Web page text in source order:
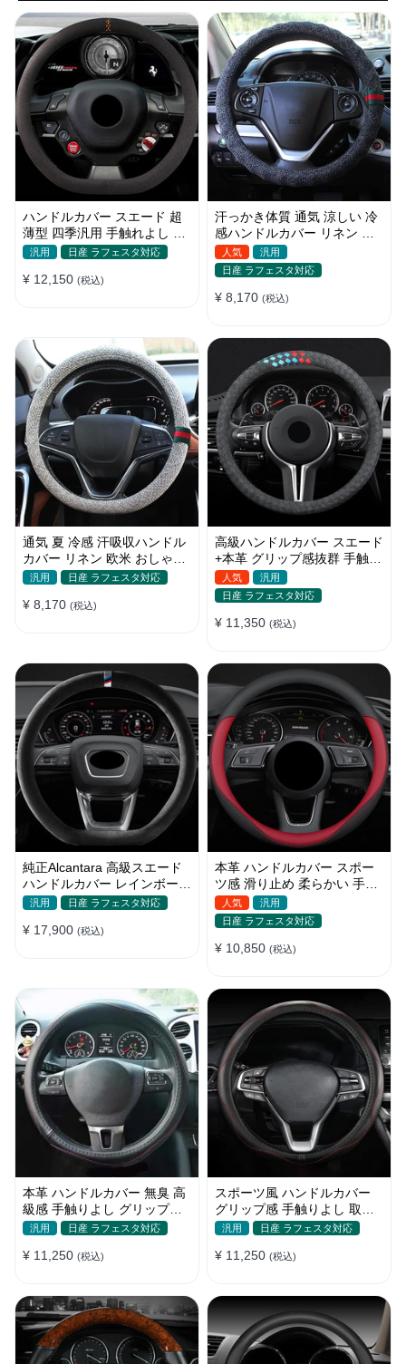
ハンドルカバー スエード 超
薄型 四季汎用 手触れよし 高
級感 軽自動車 普通車 O/D型
汎用 日産 ラフェスタ対応
¥ 12,150 (税込)
汗っかき体質 通気 涼しい 冷
感ハンドルカバー リネン 欧
米 おしゃれ 安全 38CM
人気
汎用
日産 ラフェスタ対応
¥ 8,170 (税込)
通気 夏 冷感 汗吸収ハンドル
カバー リネン 欧米 おしゃれ
安全 スッキリ Ｏ/D型汎用
汎用 日産 ラフェスタ対応
¥ 8,170 (税込)
高級ハンドルカバー スエード
+本革 グリップ感抜群 手触れ
よし 滑り止め O形/D型 36-
40CM
人気
汎用
日産 ラフェスタ対応
¥ 11,350 (税込)
純正Alcantara 高級スエード
ハンドルカバー レインボーリ
ボン 無臭 手触り おしゃれ
汎用 日産 ラフェスタ対応
¥ 17,900 (税込)
本革 ハンドルカバー スポー
ツ感 滑り止め 柔らかい 手触
りよし おしゃれ 軽/普自動車
38CM
人気
汎用
日産 ラフェスタ対応
¥ 10,850 (税込)
本革 ハンドルカバー 無臭 高
級感 手触りよし グリップ感
抜群 パンチング加工 通気性
汎用 日産 ラフェスタ対応
¥ 11,250 (税込)
スポーツ風 ハンドルカバー
グリップ感 手触りよし 取り
付け簡単 パンチング加工 35-
汎用 日産 ラフェスタ対応
¥ 11,250 (税込)